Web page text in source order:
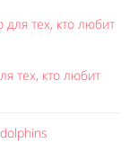
тех, кто любит